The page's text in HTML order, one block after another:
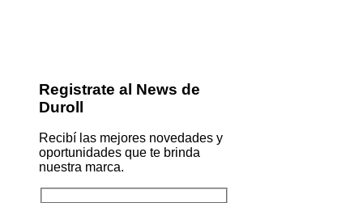
Registrate al News de
Duroll
Recibí las mejores novedades y
oportunidades que te brinda
nuestra marca.